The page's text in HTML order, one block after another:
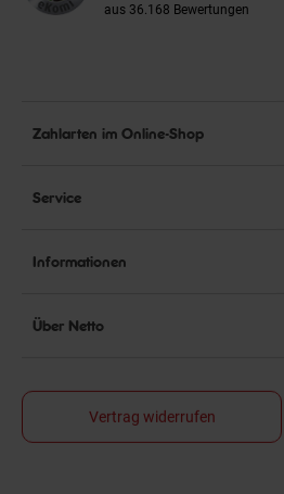
aus 36.168 Bewertungen
Zahlarten im Online-Shop
Service
Informationen
Über Netto
Vertrag widerrufen